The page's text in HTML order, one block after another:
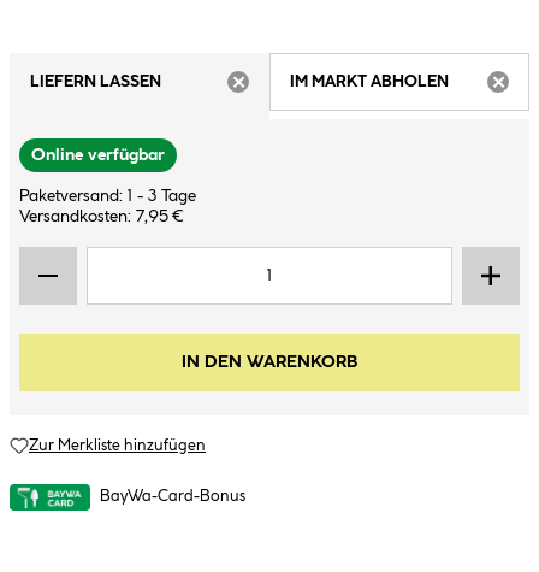
LIEFERN LASSEN
IM MARKT ABHOLEN
Online verfügbar
Paketversand: 1 - 3 Tage
Versandkosten: 7,95 €
IN DEN WARENKORB
Zur Merkliste hinzufügen
BayWa-Card-Bonus